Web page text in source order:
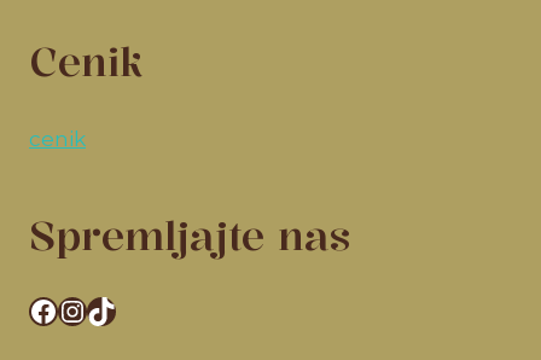
Cenik
cenik
Spremljajte nas
Facebook
Instagram
TikTok